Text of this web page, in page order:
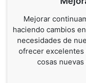
Mejorar
haciendo cambios
necesidades de
ofrecer
cosas